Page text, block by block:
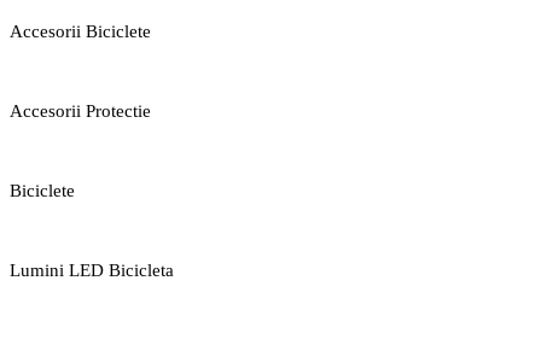
Accesorii Biciclete
Accesorii Protectie
Biciclete
Lumini LED Bicicleta